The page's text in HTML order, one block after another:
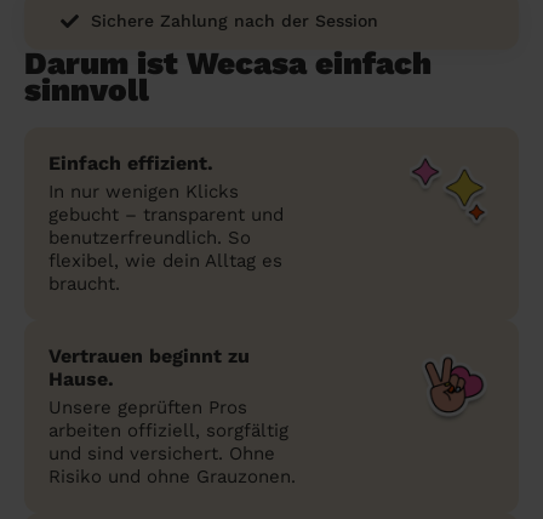
Sichere Zahlung nach der Session
Darum ist Wecasa einfach
sinnvoll
Einfach effizient.
In nur wenigen Klicks
gebucht – transparent und
benutzerfreundlich. So
flexibel, wie dein Alltag es
braucht.
Vertrauen beginnt zu
Hause.
Unsere geprüften Pros
arbeiten offiziell, sorgfältig
und sind versichert. Ohne
Risiko und ohne Grauzonen.